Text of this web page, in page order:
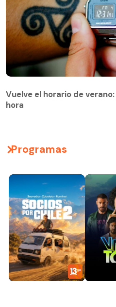
Vuelve el horario de
hora
Programas